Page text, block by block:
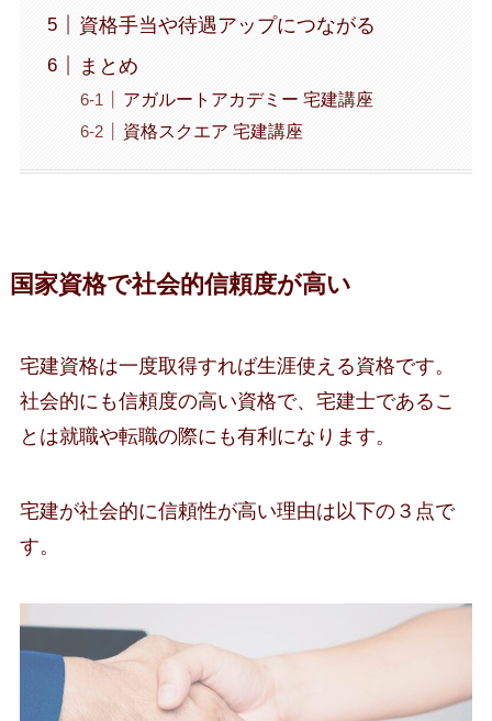
資格手当や待遇アップにつながる
まとめ
アガルートアカデミー 宅建講座
資格スクエア 宅建講座
国家資格で社会的信頼度が高い
宅建資格は一度取得すれば生涯使える資格です。
社会的にも信頼度の高い資格で、宅建士であるこ
とは就職や転職の際にも有利になります。
宅建が社会的に信頼性が高い理由は以下の３点で
す。